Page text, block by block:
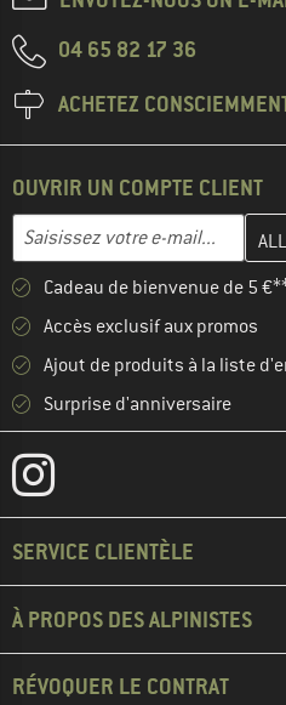
04 65 82 17 36
ACHETEZ
OUVRIR UN COMPTE CLIENT
Adresse e-mail
Entrez votre adresse e-mail ici
Cadeau de bienvenue de 5
Accès exclusif aux promos
Ajout de produits à la liste
Surprise d'anniversaire
SERVICE CLIENTÈLE
À PROPOS DES ALPINISTES
RÉVOQUER LE CONTRAT